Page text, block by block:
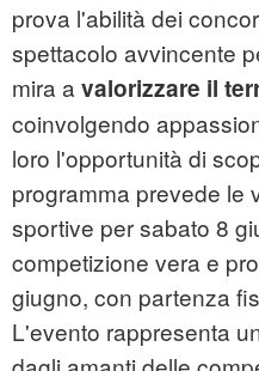
prova l'abilità dei
spettacolo avvincente
mira a valorizzare il
coinvolgendo
loro l'opportunità di
programma prevede le
sportive per sabato 8
competizione vera e
giugno, con partenza
L'evento rappresenta